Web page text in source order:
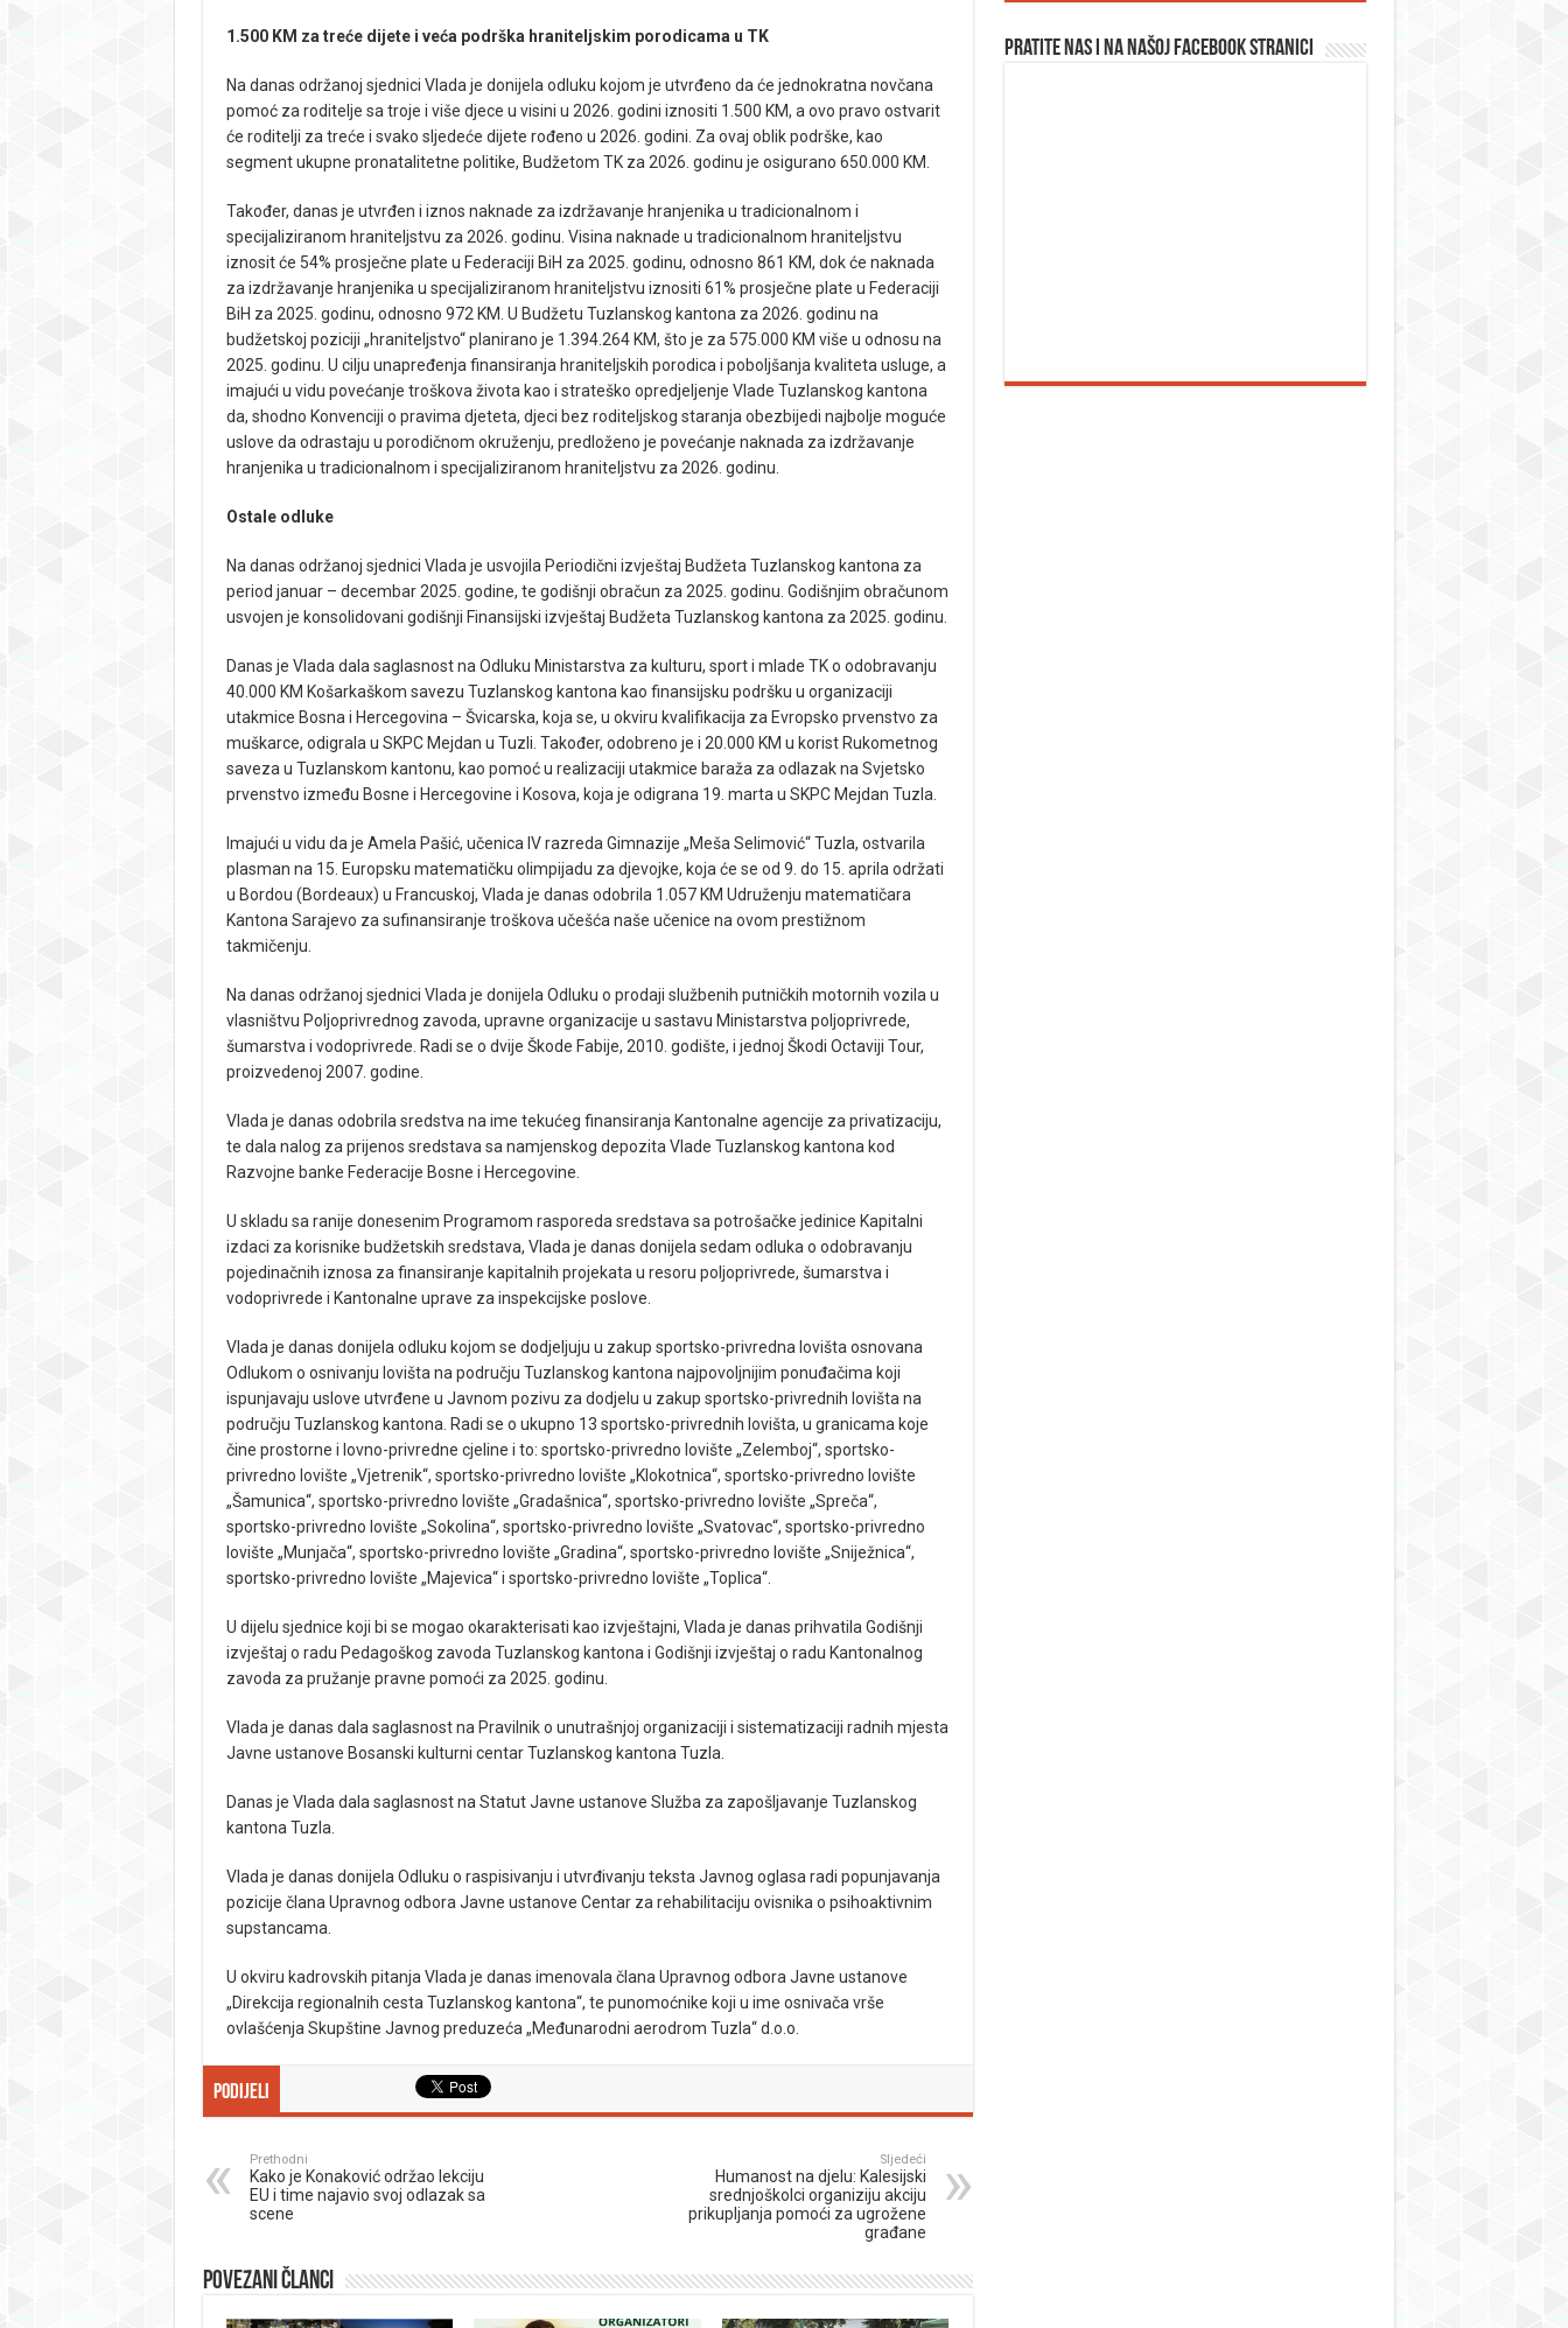
1.500 KM za treće dijete i veća podrška hraniteljskim porodicama u TK
Na danas održanoj sjednici Vlada je donijela odluku kojom je utvrđeno da će jednokratna novčana
pomoć za roditelje sa troje i više djece u visini u 2026. godini iznositi 1.500 KM, a ovo pravo ostvarit
će roditelji za treće i svako sljedeće dijete rođeno u 2026. godini. Za ovaj oblik podrške, kao
segment ukupne pronatalitetne politike, Budžetom TK za 2026. godinu je osigurano 650.000 KM.
Također, danas je utvrđen i iznos naknade za izdržavanje hranjenika u tradicionalnom i
specijaliziranom hraniteljstvu za 2026. godinu. Visina naknade u tradicionalnom hraniteljstvu
iznosit će 54% prosječne plate u Federaciji BiH za 2025. godinu, odnosno 861 KM, dok će naknada
za izdržavanje hranjenika u specijaliziranom hraniteljstvu iznositi 61% prosječne plate u Federaciji
BiH za 2025. godinu, odnosno 972 KM. U Budžetu Tuzlanskog kantona za 2026. godinu na
budžetskoj poziciji „hraniteljstvo“ planirano je 1.394.264 KM, što je za 575.000 KM više u odnosu na
2025. godinu. U cilju unapređenja finansiranja hraniteljskih porodica i poboljšanja kvaliteta usluge, a
imajući u vidu povećanje troškova života kao i strateško opredjeljenje Vlade Tuzlanskog kantona
da, shodno Konvenciji o pravima djeteta, djeci bez roditeljskog staranja obezbijedi najbolje moguće
uslove da odrastaju u porodičnom okruženju, predloženo je povećanje naknada za izdržavanje
hranjenika u tradicionalnom i specijaliziranom hraniteljstvu za 2026. godinu.
Ostale odluke
Na danas održanoj sjednici Vlada je usvojila Periodični izvještaj Budžeta Tuzlanskog kantona za
period januar – decembar 2025. godine, te godišnji obračun za 2025. godinu. Godišnjim obračunom
usvojen je konsolidovani godišnji Finansijski izvještaj Budžeta Tuzlanskog kantona za 2025. godinu.
Danas je Vlada dala saglasnost na Odluku Ministarstva za kulturu, sport i mlade TK o odobravanju
40.000 KM Košarkaškom savezu Tuzlanskog kantona kao finansijsku podršku u organizaciji
utakmice Bosna i Hercegovina – Švicarska, koja se, u okviru kvalifikacija za Evropsko prvenstvo za
muškarce, odigrala u SKPC Mejdan u Tuzli. Također, odobreno je i 20.000 KM u korist Rukometnog
saveza u Tuzlanskom kantonu, kao pomoć u realizaciji utakmice baraža za odlazak na Svjetsko
prvenstvo između Bosne i Hercegovine i Kosova, koja je odigrana 19. marta u SKPC Mejdan Tuzla.
Imajući u vidu da je Amela Pašić, učenica IV razreda Gimnazije „Meša Selimović“ Tuzla, ostvarila
plasman na 15. Europsku matematičku olimpijadu za djevojke, koja će se od 9. do 15. aprila održati
u Bordou (Bordeaux) u Francuskoj, Vlada je danas odobrila 1.057 KM Udruženju matematičara
Kantona Sarajevo za sufinansiranje troškova učešća naše učenice na ovom prestižnom
takmičenju.
Na danas održanoj sjednici Vlada je donijela Odluku o prodaji službenih putničkih motornih vozila u
vlasništvu Poljoprivrednog zavoda, upravne organizacije u sastavu Ministarstva poljoprivrede,
šumarstva i vodoprivrede. Radi se o dvije Škode Fabije, 2010. godište, i jednoj Škodi Octaviji Tour,
proizvedenoj 2007. godine.
Vlada je danas odobrila sredstva na ime tekućeg finansiranja Kantonalne agencije za privatizaciju,
te dala nalog za prijenos sredstava sa namjenskog depozita Vlade Tuzlanskog kantona kod
Razvojne banke Federacije Bosne i Hercegovine.
U skladu sa ranije donesenim Programom rasporeda sredstava sa potrošačke jedinice Kapitalni
izdaci za korisnike budžetskih sredstava, Vlada je danas donijela sedam odluka o odobravanju
pojedinačnih iznosa za finansiranje kapitalnih projekata u resoru poljoprivrede, šumarstva i
vodoprivrede i Kantonalne uprave za inspekcijske poslove.
Vlada je danas donijela odluku kojom se dodjeljuju u zakup sportsko-privredna lovišta osnovana
Odlukom o osnivanju lovišta na području Tuzlanskog kantona najpovoljnijim ponuđačima koji
ispunjavaju uslove utvrđene u Javnom pozivu za dodjelu u zakup sportsko-privrednih lovišta na
području Tuzlanskog kantona. Radi se o ukupno 13 sportsko-privrednih lovišta, u granicama koje
čine prostorne i lovno-privredne cjeline i to: sportsko-privredno lovište „Zelemboj“, sportsko-
privredno lovište „Vjetrenik“, sportsko-privredno lovište „Klokotnica“, sportsko-privredno lovište
„Šamunica“, sportsko-privredno lovište „Gradašnica“, sportsko-privredno lovište „Spreča“,
sportsko-privredno lovište „Sokolina“, sportsko-privredno lovište „Svatovac“, sportsko-privredno
lovište „Munjača“, sportsko-privredno lovište „Gradina“, sportsko-privredno lovište „Sniježnica“,
sportsko-privredno lovište „Majevica“ i sportsko-privredno lovište „Toplica“.
U dijelu sjednice koji bi se mogao okarakterisati kao izvještajni, Vlada je danas prihvatila Godišnji
izvještaj o radu Pedagoškog zavoda Tuzlanskog kantona i Godišnji izvještaj o radu Kantonalnog
zavoda za pružanje pravne pomoći za 2025. godinu.
Vlada je danas dala saglasnost na Pravilnik o unutrašnjoj organizaciji i sistematizaciji radnih mjesta
Javne ustanove Bosanski kulturni centar Tuzlanskog kantona Tuzla.
Danas je Vlada dala saglasnost na Statut Javne ustanove Služba za zapošljavanje Tuzlanskog
kantona Tuzla.
Vlada je danas donijela Odluku o raspisivanju i utvrđivanju teksta Javnog oglasa radi popunjavanja
pozicije člana Upravnog odbora Javne ustanove Centar za rehabilitaciju ovisnika o psihoaktivnim
supstancama.
U okviru kadrovskih pitanja Vlada je danas imenovala člana Upravnog odbora Javne ustanove
„Direkcija regionalnih cesta Tuzlanskog kantona“, te punomoćnike koji u ime osnivača vrše
ovlašćenja Skupštine Javnog preduzeća „Međunarodni aerodrom Tuzla“ d.o.o.
Podijeli
Prethodni
Kako je Konaković održao lekciju
EU i time najavio svoj odlazak sa
scene
Sljedeći
Humanost na djelu: Kalesijski
srednjoškolci organiziju akciju
prikupljanja pomoći za ugrožene
građane
Povezani članci
Pratite nas i na našoj facebook stranici